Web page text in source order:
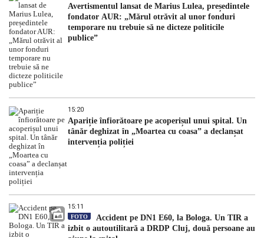
Avertismentul lansat de Marius Lulea, președintele
fondator AUR: „Mărul otrăvit al unor fonduri
temporare nu trebuie să ne dicteze politicile
publice”
15:20
Apariție înfiorătoare pe acoperișul unui spital. Un
tânăr deghizat în „Moartea cu coasa” a declanșat
intervenția poliției
15:11
FOTO
Accident pe DN1 E60, la Bologa. Un TIR a
izbit o autoutilitară a DRDP Cluj, două persoane au